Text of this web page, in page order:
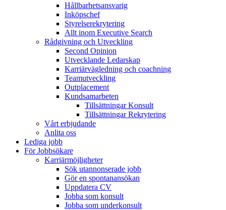
Hållbarhetsansvarig
Inköpschef
Styrelserekrytering
Allt inom Executive Search
Rådgivning och Utveckling
Second Opinion
Utvecklande Ledarskap
Karriärvägledning och coachning
Teamutveckling
Outplacement
Kundsamarbeten
Tillsättningar Konsult
Tillsättningar Rekrytering
Vårt erbjudande
Anlita oss
Lediga jobb
För Jobbsökare
Karriärmöjligheter
Sök utannonserade jobb
Gör en spontanansökan
Uppdatera CV
Jobba som konsult
Jobba som underkonsult